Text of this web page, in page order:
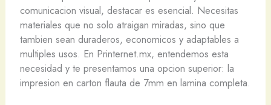
comunicacion visual, destacar es esencial. Necesitas
materiales que no solo atraigan miradas, sino que
tambien sean duraderos, economicos y adaptables a
multiples usos. En Printernet.mx, entendemos esta
necesidad y te presentamos una opcion superior: la
impresion en carton flauta de 7mm en lamina completa.